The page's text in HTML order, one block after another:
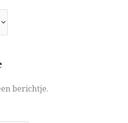
berichtje.